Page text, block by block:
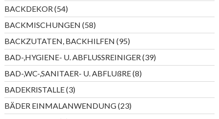
Produkte
BACKDEKOR 5454
Produkte
BACKMISCHUNGEN 5858
Produkte
BACKZUTATEN, BACKHILFEN 9595
Produkte
BAD-,HYGIENE- U. ABFLUSSREINIGER 3939
Produkte
BAD-,WC-,SANITAER- U. ABFLUßRE 88
Produkte
BADEKRISTALLE 33
Produkte
BÄDER EINMALANWENDUNG 2323
Produkte